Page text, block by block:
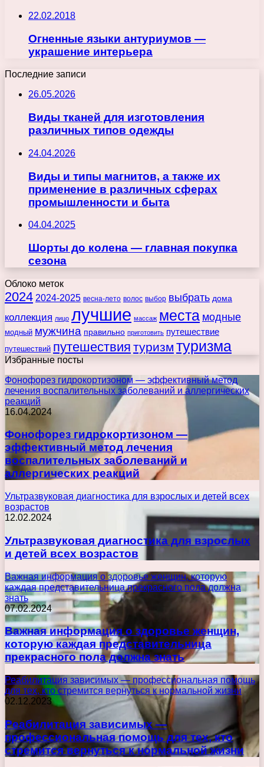
22.02.2018
Огненные языки антуриумов —
украшение интерьера
Последние записи
26.05.2026
Виды тканей для изготовления
различных типов одежды
24.04.2026
Виды и типы магнитов, а также их
применение в различных сферах
промышленности и быта
04.04.2025
Шорты до колена — главная покупка
сезона
Облоко меток
2024 2024-2025 весна-лето волос выбор выбрать дома
коллекция лицо лучшие массаж места модные
модный мужчина правильно приготовить путешествие
путешествий путешествия туризм туризма
Избранные посты
Фонофорез гидрокортизоном — эффективный метод
лечения воспалительных заболеваний и аллергических
реакций
16.04.2024
Фонофорез гидрокортизоном —
эффективный метод лечения
воспалительных заболеваний и
аллергических реакций
Ультразвуковая диагностика для взрослых и детей всех
возрастов
12.02.2024
Ультразвуковая диагностика для взрослых
и детей всех возрастов
Важная информация о здоровье женщин, которую
каждая представительница прекрасного пола должна
знать
07.02.2024
Важная информация о здоровье женщин,
которую каждая представительница
прекрасного пола должна знать
Реабилитация зависимых — профессиональная помощь
для тех, кто стремится вернуться к нормальной жизни
02.12.2023
Реабилитация зависимых —
профессиональная помощь для тех, кто
стремится вернуться к нормальной жизни